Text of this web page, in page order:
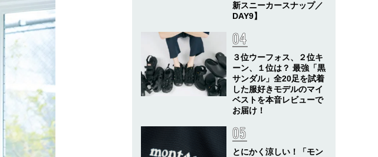
新スニーカースナップ／
DAY9】
３位ウーフォス、２位キ
ーン、１位は？ 最強「黒
サンダル」全20足を試着
した服好きモデルのマイ
ベストを本音レビューで
お届け！
とにかく涼しい！「モン